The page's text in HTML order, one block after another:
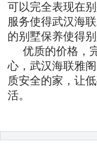
可以完全表现在
服务使得武汉海
的别墅保养使得
优质的价格，
心，武汉海联雅
质安全的家，让
活。